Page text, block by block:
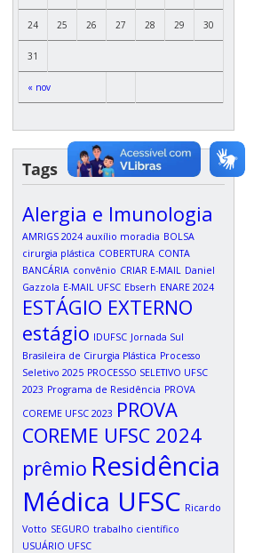
« nov
24 25 26 27 28 29 30
31
Tags
Alergia e Imunologia
AMRIGS 2024 auxílio moradia BOLSA
cirurgia plástica COBERTURA CONTA
BANCÁRIA convênio CRIAR E-MAIL Daniel
Gazzola E-MAIL UFSC Ebserh ENARE 2024
ESTÁGIO EXTERNO
estágio IDUFSC Jornada Sul
Brasileira de Cirurgia Plástica Processo
Seletivo 2025 PROCESSO SELETIVO UFSC
2023 Programa de Residência PROVA
COREME UFSC 2023 PROVA
COREME UFSC 2024
prêmio Residência
Médica UFSC Ricardo
Votto SEGURO trabalho científico
USUÁRIO UFSC